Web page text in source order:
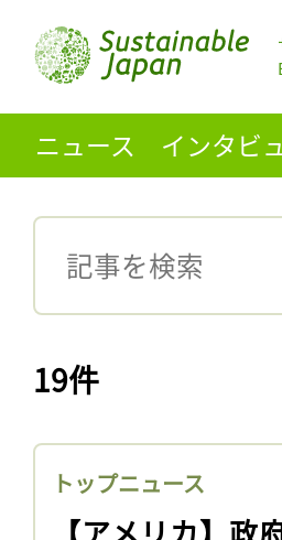
ニュース インタビ
19件
トップニュース
【アメリカ】